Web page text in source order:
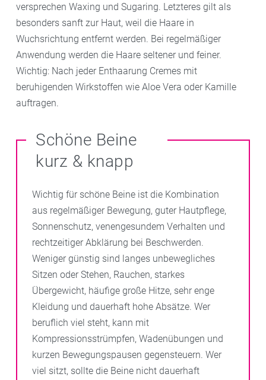
versprechen Waxing und Sugaring. Letzteres gilt als
besonders sanft zur Haut, weil die Haare in
Wuchsrichtung entfernt werden. Bei regelmäßiger
Anwendung werden die Haare seltener und feiner.
Wichtig: Nach jeder Enthaarung Cremes mit
beruhigenden Wirkstoffen wie Aloe Vera oder Kamille
auftragen.
Schöne Beine
kurz & knapp
Wichtig für schöne Beine ist die Kombination
aus regelmäßiger Bewegung, guter Hautpflege,
Sonnenschutz, venengesundem Verhalten und
rechtzeitiger Abklärung bei Beschwerden.
Weniger günstig sind langes unbewegliches
Sitzen oder Stehen, Rauchen, starkes
Übergewicht, häufige große Hitze, sehr enge
Kleidung und dauerhaft hohe Absätze. Wer
beruflich viel steht, kann mit
Kompressionsstrümpfen, Wadenübungen und
kurzen Bewegungspausen gegensteuern. Wer
viel sitzt, sollte die Beine nicht dauerhaft